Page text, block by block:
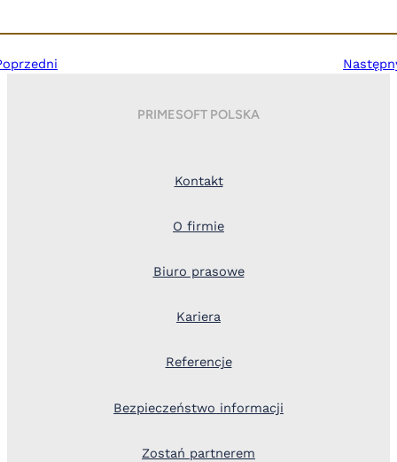
PRIMESOFT POLSKA
Kontakt
O firmie
Biuro prasowe
Kariera
Referencje
Bezpieczeństwo informacji
Zostań partnerem